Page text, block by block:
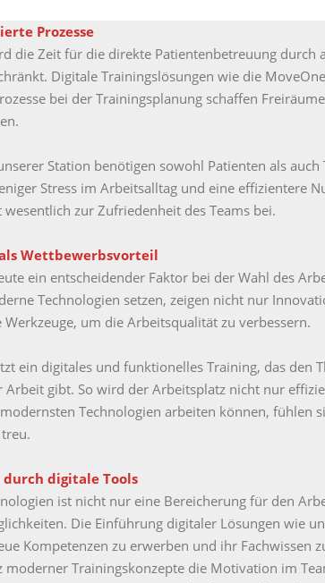
Prozesse
die Zeit für die direkte Patientenbetreuung durch
Digitale Trainingslösungen wie die
bei der Trainingsplanung schaffen
Station benötigen sowohl Patienten als auch
Stress im Arbeitsalltag und eine effizientere
wesentlich zur Zufriedenheit des Teams bei.
Wettbewerbsvorteil
ein entscheidender Faktor bei der Wahl des
Technologien setzen, zeigen nicht nur
um die Arbeitsqualität zu verbessern.
ein digitales und funktionelles Training, das den
gibt. So wird der Arbeitsplatz nicht nur
Technologien arbeiten können, fühlen
digitale Tools
ist nicht nur eine Bereicherung für den
Die Einführung digitaler Lösungen wie
Kompetenzen zu erwerben und ihr Fachwissen
Trainingskonzepte die Motivation im